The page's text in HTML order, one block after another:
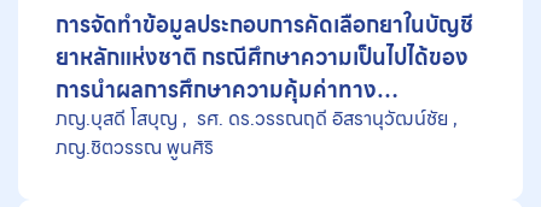
การจัดทำข้อมูลประกอบการคัดเลือกยาในบัญชี
ยาหลักแห่งชาติ กรณีศึกษาความเป็นไปได้ของ
การนำผลการศึกษาความคุ้มค่าทาง
เศรษฐศาสตร์สาธารณสุขโดยภาคเอกชนมา
ประกอบการพิจารณา
ภญ.บุสดี โสบุญ
รศ. ดร.วรรณฤดี อิสรานุวัฒน์ชัย
ภญ.ชิตวรรณ พูนศิริ